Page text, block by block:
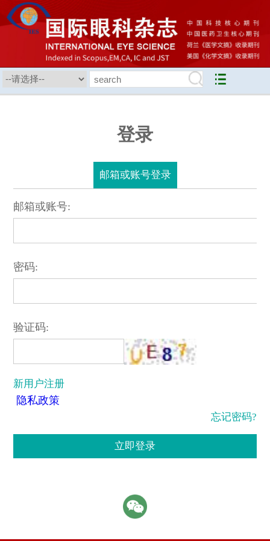
登录
邮箱或账号登录
邮箱或账号:
密码:
验证码:
新用户注册
隐私政策
忘记密码?
立即登录